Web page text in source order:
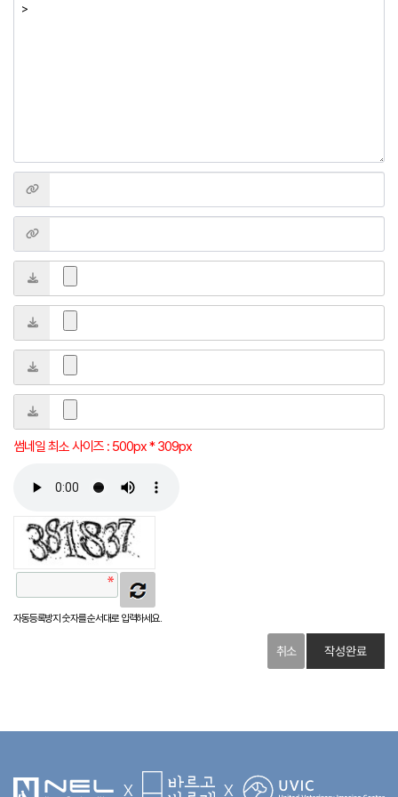
썸네일 최소 사이즈 : 500px * 309px
자동등록방지 숫자를 순서대로 입력하세요.
취소
X X